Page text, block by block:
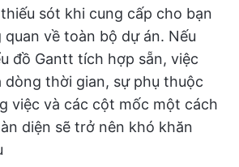
sót khi cung cấp cho bạn
về toàn bộ dự án. Nếu
đồ Gantt tích hợp sẵn, việc
dòng thời gian, sự phụ thuộc
việc và các cột mốc một cách
diện sẽ trở nên khó khăn